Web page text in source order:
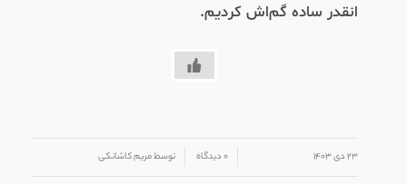
انقدر ساده گم‌اش کردیم.
۲۳ دی ۱۴۰۳ ۰ دیدگاه توسطمریم کاشانکی